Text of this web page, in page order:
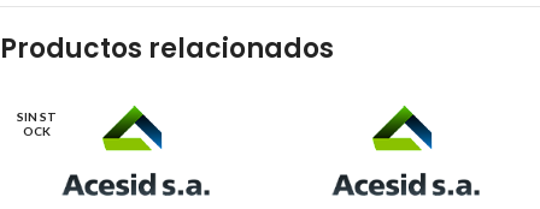
Productos relacionados
SIN ST
OCK